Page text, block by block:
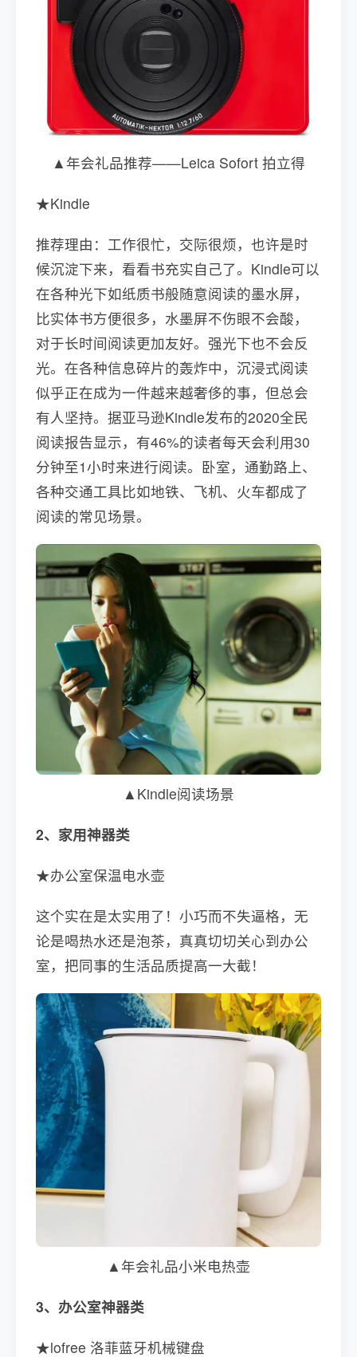
▲年会礼品推荐——Leica Sofort 拍立得
★Kindle
推荐理由：工作很忙，交际很烦，也许是时
候沉淀下来，看看书充实自己了。Kindle可以
在各种光下如纸质书般随意阅读的墨水屏，
比实体书方便很多，水墨屏不伤眼不会酸，
对于长时间阅读更加友好。强光下也不会反
光。在各种信息碎片的轰炸中，沉浸式阅读
似乎正在成为一件越来越奢侈的事，但总会
有人坚持。据亚马逊Kindle发布的2020全民
阅读报告显示，有46%的读者每天会利用30
分钟至1小时来进行阅读。卧室，通勤路上、
各种交通工具比如地铁、飞机、火车都成了
阅读的常见场景。
▲Kindle阅读场景
2、家用神器类
★办公室保温电水壶
这个实在是太实用了！小巧而不失逼格，无
论是喝热水还是泡茶，真真切切关心到办公
室，把同事的生活品质提高一大截！
▲年会礼品小米电热壶
3、办公室神器类
★lofree 洛菲蓝牙机械键盘